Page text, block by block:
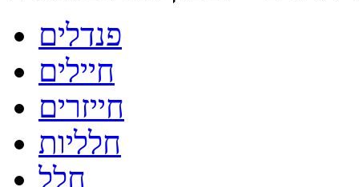
פנדלים
חיילים
חייזרים
חלליות
חלל